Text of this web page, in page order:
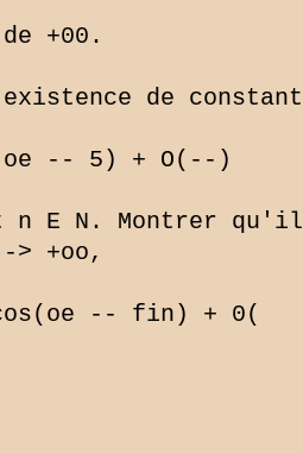
+00.
de
-- 5) + O(--)
E N. Montrer
> +oo,
-- fin) + 0(